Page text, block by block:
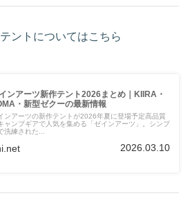
ントについてはこちら
ンアーツ新作テント2026まとめ｜KIIRA・
・新型ゼクーの最新情報
ンアーツの新作テントが2026年夏に登場予定高品質
ャンプギアで人気を集める「ゼインアーツ」。シンプ
洗練された...
2026.03.10